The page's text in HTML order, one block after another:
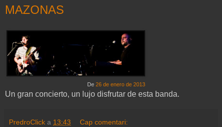
MAZONAS
De 26 de enero de 2013
Un gran concierto, un lujo disfrutar de esta banda.
PredroClick a 13:43 Cap comentari: